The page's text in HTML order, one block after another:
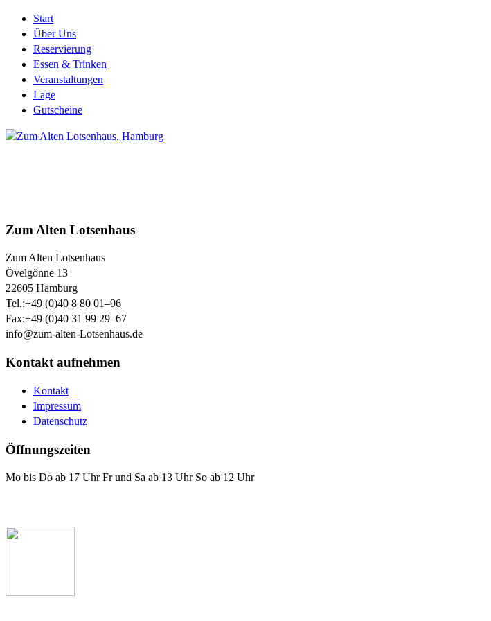
Start
Über Uns
Reservierung
Essen & Trinken
Veranstaltungen
Lage
Gutscheine
Zum Alten Lotsenhaus
Zum Alten Lotsenhaus
Övelgönne 13
22605 Hamburg
Tel.:+49 (0)40 8 80 01–96
Fax:+49 (0)40 31 99 29–67
info@zum-alten-Lotsenhaus.de
Kontakt aufnehmen
Kontakt
Impressum
Datenschutz
Öffnungszeiten
Mo bis Do ab 17 Uhr Fr und Sa ab 13 Uhr So ab 12 Uhr